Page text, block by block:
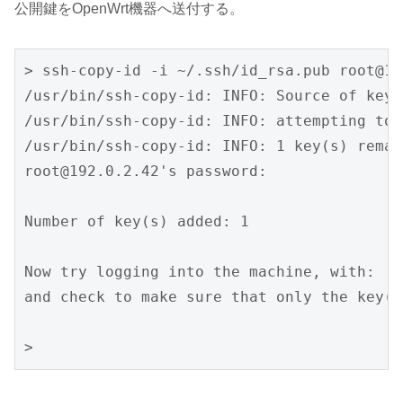
公開鍵をOpenWrt機器へ送付する。
> ssh-copy-id -i ~/.ssh/id_rsa.pub
/usr/bin/ssh-copy-id: INFO: Source of
/usr/bin/ssh-copy-id: INFO: attempting
/usr/bin/ssh-copy-id: INFO: 1 key(s)
root@192.0.2.42's password:
Number of key(s) added: 1
Now try logging into the machine, with:
and check to make sure that only the
>